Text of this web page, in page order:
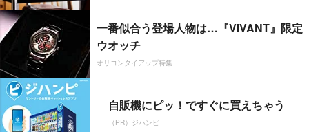
一番似合う登場人物は…『VIVANT』限定
ウオッチ
オリコンタイアップ特集
自販機にピッ！ですぐに買えちゃう
（PR）ジハンピ